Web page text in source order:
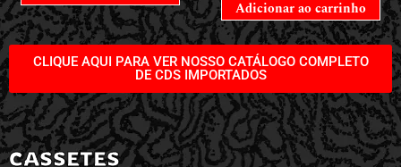
Adicionar ao carrinho
CLIQUE AQUI PARA VER NOSSO CATÁLOGO COMPLETO
DE CDS IMPORTADOS
CASSETES